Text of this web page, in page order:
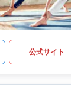
公式サイト